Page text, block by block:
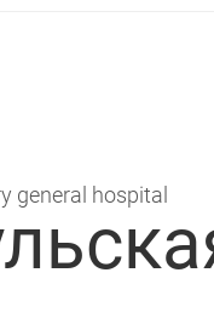
general hospital